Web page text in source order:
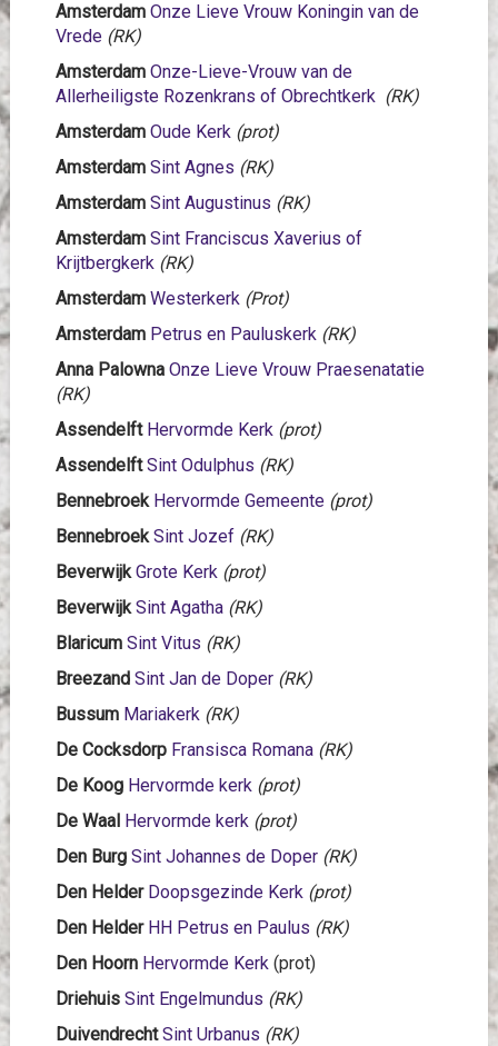
Amsterdam Onze Lieve Vrouw Koningin van de
Vrede (RK)
Amsterdam Onze-Lieve-Vrouw van de
Allerheiligste Rozenkrans of Obrechtkerk (RK)
Amsterdam Oude Kerk (prot)
Amsterdam Sint Agnes (RK)
Amsterdam Sint Augustinus (RK)
Amsterdam Sint Franciscus Xaverius of
Krijtbergkerk (RK)
Amsterdam Westerkerk (Prot)
Amsterdam Petrus en Pauluskerk (RK)
Anna Palowna Onze Lieve Vrouw Praesenatatie
(RK)
Assendelft Hervormde Kerk(prot)
AssendelftSint Odulphus (RK)
Bennebroek Hervormde Gemeente (prot)
Bennebroek Sint Jozef (RK)
BeverwijkGrote Kerk (prot)
Beverwijk Sint Agatha (RK)
Blaricum Sint Vitus (RK)
Breezand Sint Jan de Doper (RK)
Bussum Mariakerk (RK)
De Cocksdorp Fransisca Romana (RK)
De Koog Hervormde kerk (prot)
De Waal Hervormde kerk (prot)
Den Burg Sint Johannes de Doper (RK)
Den Helder Doopsgezinde Kerk (prot)
Den Helder HH Petrus en Paulus (RK)
Den Hoorn Hervormde Kerk(prot)
Driehuis Sint Engelmundus (RK)
Duivendrecht Sint Urbanus (RK)